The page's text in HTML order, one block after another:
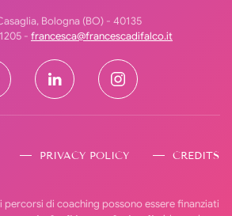
Bologna (BO) - 40135
- francesca@francescadifalco.it
PRIVACY POLICY CREDITS
percorsi di coaching possono essere finanziati